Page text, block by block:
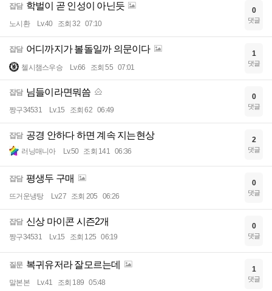
잡담 학벌이 곧 인성이 아닌듯
노시환 Lv.40 조회 32 07:10
0
댓글
잡담 어디까지가 볼돌일까 의문이다
첼시챔스우승 Lv.66 조회 55 07:01
1
댓글
잡담 님들이라면뭐씀
짱구34531 Lv.15 조회 62 06:49
0
댓글
잡담 공경 안하다 하면 계속 지는현상
러닝매니아 Lv.50 조회 141 06:36
2
댓글
잡담 평생두 구매
뜨거운냉탕 Lv.27 조회 205 06:26
0
댓글
잡담 신상 마이콘 시즌2개
짱구34531 Lv.15 조회 125 06:19
0
댓글
질문 복귀유저라 잘모르는데
말본본 Lv.41 조회 189 05:48
1
댓글